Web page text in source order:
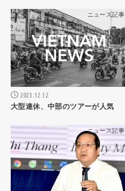
ニュース記事
2023.12.12
大型連休、中部のツアーが人気
ニュース記事